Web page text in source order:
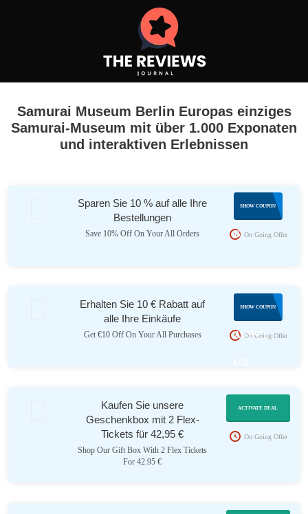
Samurai Museum Berlin Europas einziges
Samurai-Museum mit über 1.000 Exponaten
und interaktiven Erlebnissen
Sparen Sie 10 % auf alle Ihre
Bestellungen
Save 10% Off On Your All Orders
VIPCLU
B
SHOW COUPON
On Going Offer
Erhalten Sie 10 € Rabatt auf
alle Ihre Einkäufe
Get €10 Off On Your All Purchases
KATAN
AVIPCL
SHOW COUPON
On Going Offer
Kaufen Sie unsere
Geschenkbox mit 2 Flex-
Tickets für 42,95 €
Shop Our Gift Box With 2 Flex Tickets
For 42.95 €
ACTIVATE DEAL
On Going Offer